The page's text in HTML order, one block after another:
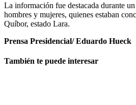
La información fue destacada durante
hombres y mujeres, quienes estaban
Quíbor, estado Lara.
Prensa Presidencial/ Eduardo Hueck
También te puede interesar